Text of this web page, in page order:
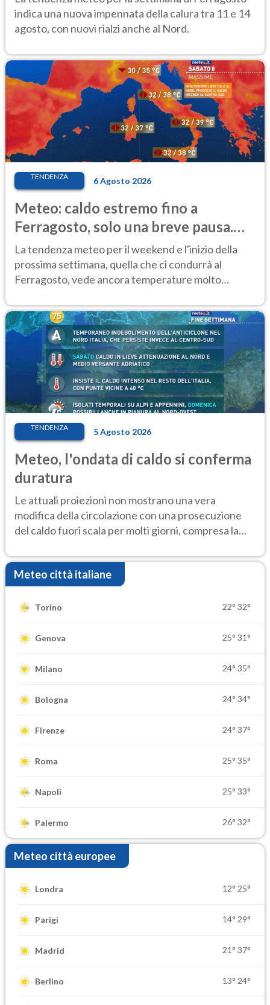
indica una nuova impennata della calura tra 11 e 14
agosto, con nuovi rialzi anche al Nord.
TENDENZA 6 Agosto 2026
Meteo: caldo estremo fino a
Ferragosto, solo una breve pausa.
Ecco dove
La tendenza meteo per il weekend e l'inizio della
prossima settimana, quella che ci condurrà al
Ferragosto, vede ancora temperature molto
TENDENZA 5 Agosto 2026
Meteo, l'ondata di caldo si conferma
duratura
Le attuali proiezioni non mostrano una vera
modifica della circolazione con una prosecuzione
del caldo fuori scala per molti giorni, compresa la
Meteo città italiane
Torino 22° 32°
Genova 25° 31°
Milano 24° 35°
Bologna 24° 34°
Firenze 24° 37°
Roma 25° 35°
Napoli 25° 33°
Palermo 26° 32°
Meteo città europee
Londra 12° 25°
Parigi 14° 29°
Madrid 21° 37°
Berlino 13° 24°